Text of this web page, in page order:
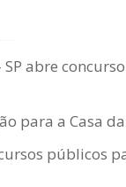
SP abre
para a Casa
públicos